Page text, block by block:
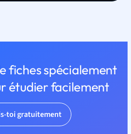
fiches spécialement
étudier facilement
toi gratuitement